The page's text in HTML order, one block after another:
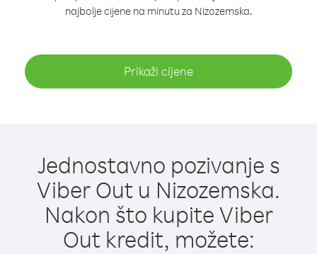
najbolje cijene na minutu za Nizozemska.
Prikaži cijene
Jednostavno pozivanje s
Viber Out u Nizozemska.
Nakon što kupite Viber
Out kredit, možete: